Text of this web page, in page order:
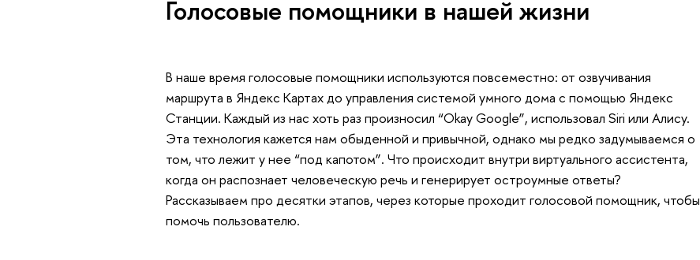
Голосовые помощники в нашей жизни
В наше время голосовые помощники используются повсеместно: от озвучивания
маршрута в Яндекс Картах до управления системой умного дома с помощью Яндекс
Станции. Каждый из нас хоть раз произносил “Okay Google”, использовал Siri или Алису.
Эта технология кажется нам обыденной и привычной, однако мы редко задумываемся о
том, что лежит у нее “под капотом”. Что происходит внутри виртуального ассистента,
когда он распознает человеческую речь и генерирует остроумные ответы?
Рассказываем про десятки этапов, через которые проходит голосовой помощник, чтобы
помочь пользователю.